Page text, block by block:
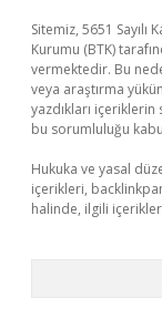
Sitemiz, 5651
Kurumu (BTK)
vermektedir. Bu
veya araştırma
yazdıkları
bu sorumluluğu
Hukuka ve yasal
içerikleri,
halinde, ilgili